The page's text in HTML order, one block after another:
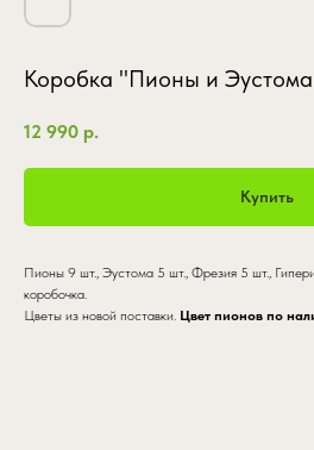
Коробка "Пионы и
12 990 р.
Купить
Пионы 9 шт., Эустома 5 шт., Фрезия 5 шт.,
коробочка.
Цветы из новой поставки. Цвет пионов по